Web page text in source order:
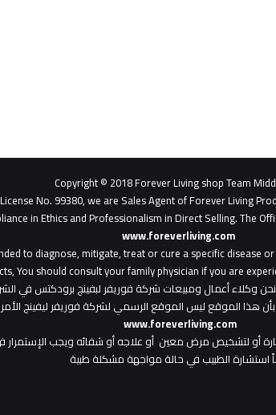
Copyright © 2018 Forever Living shop Team
No. 99380, we are Sales Agent of Forever Living
in Ethics and Professionalism in Direct Selling. The
www.foreverliving.com
to diagnose, mitigate, treat or cure a specific disease
You should consult your family physician if you are
الموقع من ملك لشركة فوريفر ليفينج شوب ش.م.ح - رخصة تجارية رقم 99380، نحن وكلاء أعمال
بأن هذا الموقع ليس الموقع الرسمي لشركة فوريفر ليفينج
www.foreverliving.com
أو لتشخيص مرض معين أو علاجه أو شفائه ويجب الإستمرار
استشارة الطبيب في حالة مواجهة مشكلة طبية